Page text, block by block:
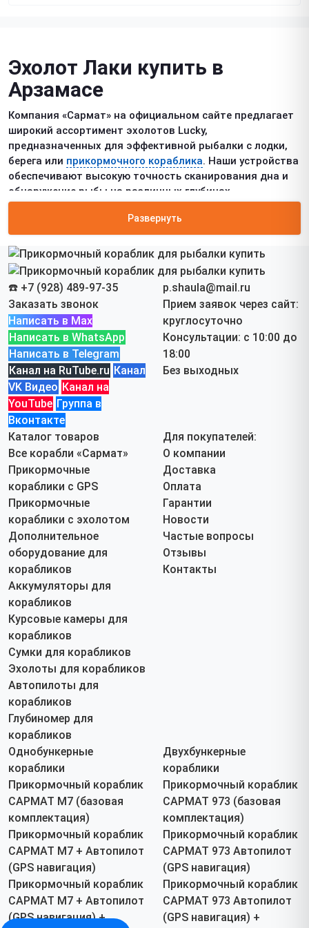
Эхолот Лаки купить в
Арзамасе
Компания «Сармат» на официальном сайте предлагает
широкий ассортимент эхолотов Lucky,
предназначенных для эффективной рыбалки с лодки,
берега или прикормочного кораблика. Наши устройства
обеспечивают высокую точность сканирования дна и
обнаружение рыбы на различных глубинах.
Особенности эхолотов Lucky
удобное устройство, передающее данные в режиме
реального времени. Работает без проводов, что делает
его удобным для использования с лодки или берега.
Проводной эхолот Lucky
– надежный вариант для
рыбалки с лодки или зимней рыбалки.
Высокочувствительный датчик передает точные
данные о глубине, рельефе дна и наличии рыбы.
Цены на эхолоты Lucky в
Арзамасе
Модель:
Цена:
Эхолот LUCKY 918 CWL-C
28 000 руб.
Дополнительные
аксессуары для эхолотов
Lucky
Проводной датчик для эхолота Lucky
определение глубины и рельефа дна.
Датчик беспроводного эхолота Lucky
данных без проводов.
Крепления для эхолота
устройства.
Почему стоит купить эхолот
Lucky ?
Высокая точность
обнаружение рыбы.
Компактность и удобство
рыбалки, лодки и кораблика.
Оперативная доставка
– заказы отправляются в
Арзамасе, по всей России и СНГ.
Гарантия качества– официальная продукция Lucky с
гарантией.
Как заказать эхолот Lucky в
Арзамасе?
Выберите модель в каталоге
Свяжитесь с нами
по телефону или WhatsApp.
Оформите заказ через сайт, и мы свяжемся с вами.
Получите быструю доставкуи начните успешную
Развернуть
☎️ +7 (928) 489-97-35
Заказать звонок
Написать в Max
Написать в WhatsApp
Написать в Telegram
Канал на RuTube.ru Канал
VK Видео Канал на
YouTube Группа в
Вконтакте
p.shaula@mail.ru
Прием заявок через сайт:
круглосуточно
Консультации: с 10:00 до
18:00
Без выходных
Каталог товаров
Все корабли «Сармат»
Прикормочные
кораблики с GPS
Прикормочные
кораблики с эхолотом
Дополнительное
оборудование для
корабликов
Аккумуляторы для
корабликов
Курсовые камеры для
корабликов
Сумки для корабликов
Эхолоты для корабликов
Автопилоты для
корабликов
Глубиномер для
корабликов
Для покупателей:
О компании
Доставка
Оплата
Гарантии
Новости
Частые вопросы
Отзывы
Контакты
Однобункерные
кораблики
Прикормочный кораблик
САРМАТ М7 (базовая
комплектация)
Прикормочный кораблик
САРМАТ М7 + Автопилот
(GPS навигация)
Прикормочный кораблик
САРМАТ М7 + Автопилот
(GPS навигация) +
Двухбункерные
кораблики
Прикормочный кораблик
САРМАТ 973 (базовая
комплектация)
Прикормочный кораблик
САРМАТ 973 Автопилот
(GPS навигация)
Прикормочный кораблик
САРМАТ 973 Автопилот
(GPS навигация) +